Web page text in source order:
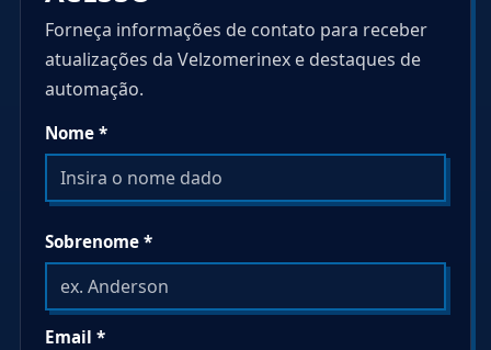
Forneça informações de contato para receber
atualizações da Velzomerinex e destaques de
automação.
Nome *
Sobrenome *
Email *